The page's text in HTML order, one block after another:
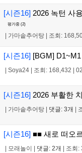
[시즌16] 2026 녹턴 사
평가중 (2)
| 가마솥추어탕 | 조회:
[시즌16] [BGM]
| Soya24 | 조회: 168,432 |
[시즌16] 2026 부활한
| 가마솥추어탕 | 댓글: 3개 |
[시즌16] ■■ 새로 떠오
| 모래놀이 | 댓글: 2개 | 조회: